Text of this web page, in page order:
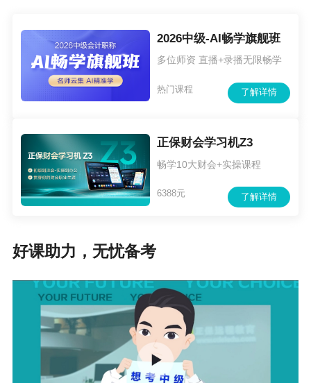
2026中级-AI畅学旗舰班
多位师资 直播+录播无限畅学
了解详情
热门课程
正保财会学习机Z3
畅学10大财会+实操课程
了解详情
6388元
好课助力，无忧备考